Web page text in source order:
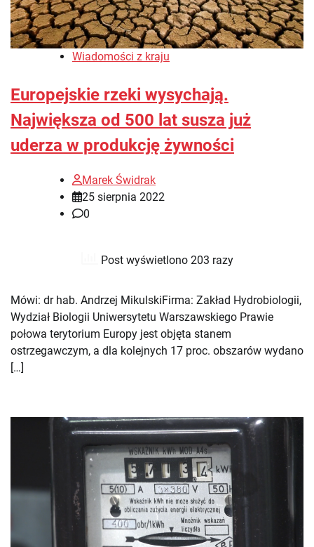
Wiadomości z kraju
Europejskie rzeki wysychają.
Największa od 500 lat susza już
uderza w produkcję żywności
Marek Świdrak
25 sierpnia 2022
0
Post wyświetlono 203 razy
Mówi: dr hab. Andrzej MikulskiFirma: Zakład Hydrobiologii,
Wydział Biologii Uniwersytetu Warszawskiego Prawie
połowa terytorium Europy jest objęta stanem
ostrzegawczym, a dla kolejnych 17 proc. obszarów wydano
[…]